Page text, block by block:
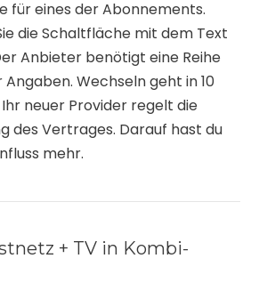
für eines der Abonnements.
die Schaltfläche mit dem Text
Anbieter benötigt eine Reihe
Wechseln geht in 10
neuer Provider regelt die
des Vertrages. Darauf hast du
mehr.
+ TV in Kombi-